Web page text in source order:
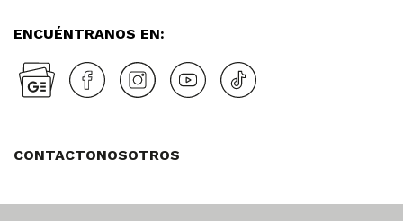
ENCUÉNTRANOS EN:
CONTACTONOSOTROS